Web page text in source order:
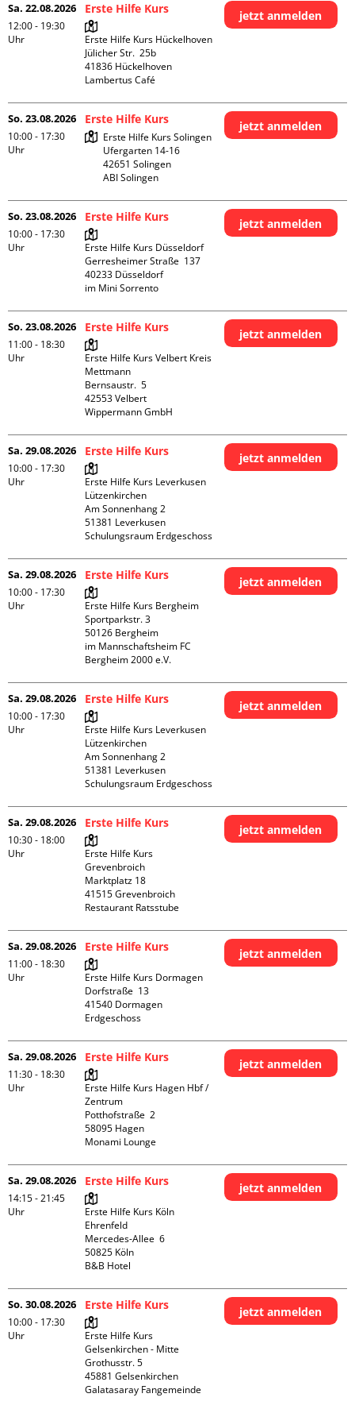
Sa. 22.08.2026
12:00 - 19:30
Uhr
Erste Hilfe Kurs
Erste Hilfe Kurs Hückelhoven
Jülicher Str.  25b
41836 Hückelhoven
Lambertus Café
jetzt anmelden
So. 23.08.2026
10:00 - 17:30
Uhr
Erste Hilfe Kurs
Erste Hilfe Kurs Solingen
Ufergarten 14-16
42651 Solingen
ABI Solingen
jetzt anmelden
So. 23.08.2026
10:00 - 17:30
Uhr
Erste Hilfe Kurs
Erste Hilfe Kurs Düsseldorf
Gerresheimer Straße  137
40233 Düsseldorf
im Mini Sorrento
jetzt anmelden
So. 23.08.2026
11:00 - 18:30
Uhr
Erste Hilfe Kurs
Erste Hilfe Kurs Velbert Kreis
Mettmann
Bernsaustr.  5
42553 Velbert
Wippermann GmbH
jetzt anmelden
Sa. 29.08.2026
10:00 - 17:30
Uhr
Erste Hilfe Kurs
Erste Hilfe Kurs Leverkusen
Lützenkirchen
Am Sonnenhang 2
51381 Leverkusen
Schulungsraum Erdgeschoss
jetzt anmelden
Sa. 29.08.2026
10:00 - 17:30
Uhr
Erste Hilfe Kurs
Erste Hilfe Kurs Bergheim
Sportparkstr. 3
50126 Bergheim
im Mannschaftsheim FC
Bergheim 2000 e.V.
jetzt anmelden
Sa. 29.08.2026
10:00 - 17:30
Uhr
Erste Hilfe Kurs
Erste Hilfe Kurs Leverkusen
Lützenkirchen
Am Sonnenhang 2
51381 Leverkusen
Schulungsraum Erdgeschoss
jetzt anmelden
Sa. 29.08.2026
10:30 - 18:00
Uhr
Erste Hilfe Kurs
Erste Hilfe Kurs
Grevenbroich
Marktplatz 18
41515 Grevenbroich
Restaurant Ratsstube
jetzt anmelden
Sa. 29.08.2026
11:00 - 18:30
Uhr
Erste Hilfe Kurs
Erste Hilfe Kurs Dormagen
Dorfstraße  13
41540 Dormagen
Erdgeschoss
jetzt anmelden
Sa. 29.08.2026
11:30 - 18:30
Uhr
Erste Hilfe Kurs
Erste Hilfe Kurs Hagen Hbf /
Zentrum
Potthofstraße  2
58095 Hagen
Monami Lounge
jetzt anmelden
Sa. 29.08.2026
14:15 - 21:45
Uhr
Erste Hilfe Kurs
Erste Hilfe Kurs Köln
Ehrenfeld
Mercedes-Allee  6
50825 Köln
B&B Hotel
jetzt anmelden
So. 30.08.2026
10:00 - 17:30
Uhr
Erste Hilfe Kurs
Erste Hilfe Kurs
Gelsenkirchen - Mitte
Grothusstr. 5
45881 Gelsenkirchen
Galatasaray Fangemeinde
jetzt anmelden